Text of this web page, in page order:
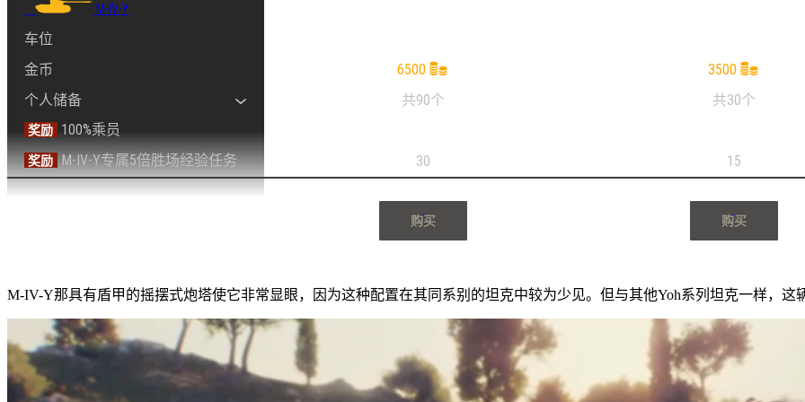
M-IV-Y
车位
金币
个人储备
300%全局和乘员经验加成(1小时)
100%战斗经验加成(1小时)
50%银币加成(1小时)
奖励 100%乘员
奖励 M-IV-Y专属5倍胜场经验任务
游戏内价格
6500
3500
共90个
共30个
30
15
30
15
购买 购买
M-IV-Y那具有盾甲的摇摆式炮塔使它非常显眼，因为这种配置在其同系别的坦克中较为少见。但与其他Yoh系列坦克一样，